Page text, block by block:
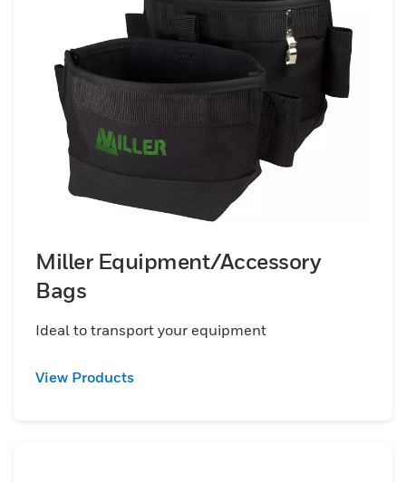
Miller Equipment/Accessory
Bags
Ideal to transport your equipment
View Products